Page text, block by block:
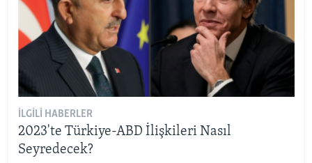
İLGILI HABERLER
2023'te Türkiye-ABD İlişkileri Nasıl
Seyredecek?